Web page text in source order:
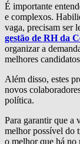
É importante
e complexos.
vaga, precisam ser
gestão de RH da
organizar a
melhores
Além disso, estes
novos
política.
Para garantir que a
melhor possível do
o melhor que há no